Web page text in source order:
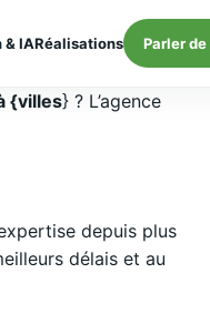
IARéalisations Parler
{villes} ? L’agence
depuis plus
délais et au